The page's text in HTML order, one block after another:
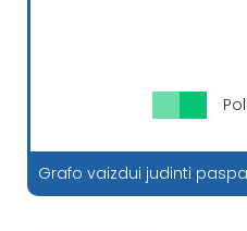
Grafo vaizdui judinti